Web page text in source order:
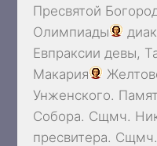
Пресвятой
Олимпиады
Евпраксии девы,
Макария
Унженского.
Собора. Сщмч.
пресвитера. Сщмч.